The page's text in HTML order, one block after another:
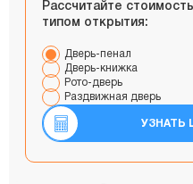
Рассчитайте
типом открытия:
Дверь-пенал
Дверь-книжка
Рото-дверь
Раздвижная дверь
УЗНАТЬ